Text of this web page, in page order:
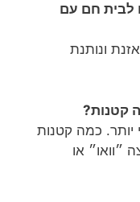
לבית חם עם
ונותנת
קטנות?
כמה קטנות
״וואו״ או